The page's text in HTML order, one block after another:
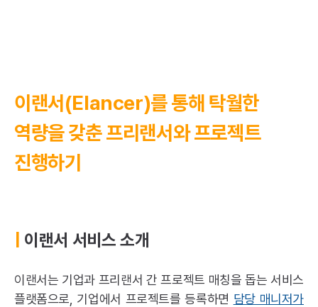
이랜서(Elancer)를 통해 탁월한
역량을 갖춘 프리랜서와 프로젝트
진행하기
이랜서 서비스 소개
이랜서는 기업과 프리랜서 간 프로젝트 매칭을 돕는 서비스
플랫폼으로, 기업에서 프로젝트를 등록하면 담당 매니저가